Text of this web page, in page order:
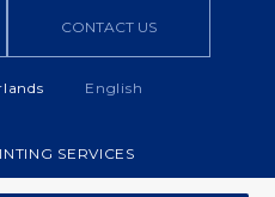
CONTACT US
English
SERVICES